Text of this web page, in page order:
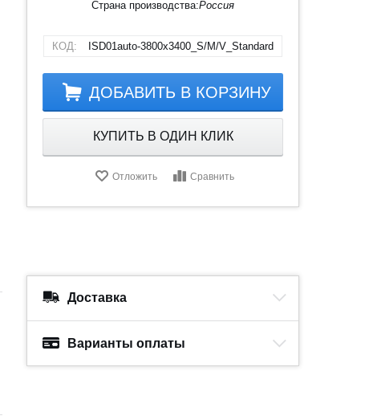
Страна производства:Россия
КОД: ISD01auto-3800х3400_S/M/V_Standard
ДОБАВИТЬ В КОРЗИНУ
КУПИТЬ В ОДИН КЛИК
Отложить Сравнить
Доставка
Варианты оплаты